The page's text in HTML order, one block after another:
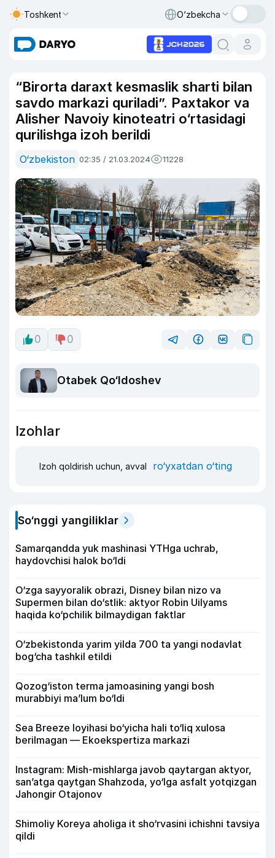
Toshkent O‘zbekcha
“Birorta daraxt kesmaslik sharti bilan
savdo markazi quriladi”. Paxtakor va
Alisher Navoiy kinoteatri o‘rtasidagi
qurilishga izoh berildi
O‘zbekiston 02:35 / 21.03.2024 11228
0 0
Otabek Qo‘ldoshev
Izohlar
Izoh qoldirish uchun, avval ro‘yxatdan o‘ting
So‘nggi yangiliklar
Samarqandda yuk mashinasi YTHga uchrab,
haydovchisi halok bo‘ldi
O‘zga sayyoralik obrazi, Disney bilan nizo va
Supermen bilan do‘stlik: aktyor Robin Uilyams
haqida ko‘pchilik bilmaydigan faktlar
O‘zbekistonda yarim yilda 700 ta yangi nodavlat
bog‘cha tashkil etildi
Qozog‘iston terma jamoasining yangi bosh
murabbiyi ma’lum bo‘ldi
Sea Breeze loyihasi bo‘yicha hali to‘liq xulosa
berilmagan — Ekoekspertiza markazi
Instagram: Mish-mishlarga javob qaytargan aktyor,
san’atga qaytgan Shahzoda, yo‘lga asfalt yotqizgan
Jahongir Otajonov
Shimoliy Koreya aholiga it sho‘rvasini ichishni tavsiya
qildi